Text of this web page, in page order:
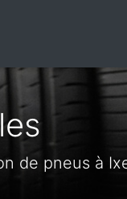
de pneus à